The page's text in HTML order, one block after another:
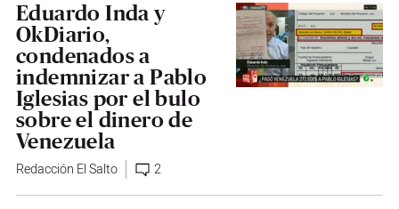
Eduardo Inda y
OkDiario,
condenados a
indemnizar a Pablo
Iglesias por el bulo
sobre el dinero de
Venezuela
Redacción El Salto 2